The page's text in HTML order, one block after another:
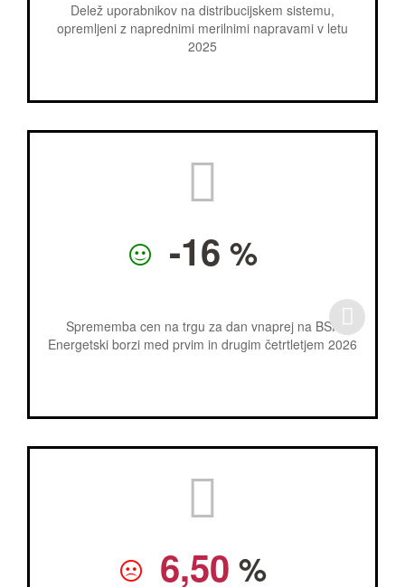
Delež uporabnikov na distribucijskem sistemu,
opremljeni z naprednimi merilnimi napravami v letu
2025
-16 %
Sprememba cen na trgu za dan vnaprej na BSP
Energetski borzi med prvim in drugim četrtletjem 2026
6,50 %